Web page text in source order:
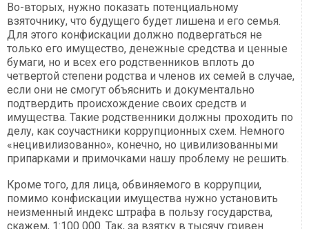
Во-вторых, нужно показать потенциальному
взяточнику, что будущего будет лишена и его семья.
Для этого конфискации должно подвергаться не
только его имущество, денежные средства и ценные
бумаги, но и всех его родственников вплоть до
четвертой степени родства и членов их семей в случае,
если они не смогут объяснить и документально
подтвердить происхождение своих средств и
имущества. Такие родственники должны проходить по
делу, как соучастники коррупционных схем. Немного
«нецивилизованно», конечно, но цивилизованными
припарками и примочками нашу проблему не решить.
Кроме того, для лица, обвиняемого в коррупции,
помимо конфискации имущества нужно установить
неизменный индекс штрафа в пользу государства,
скажем, 1:100 000. Так, за взятку в тысячу гривен